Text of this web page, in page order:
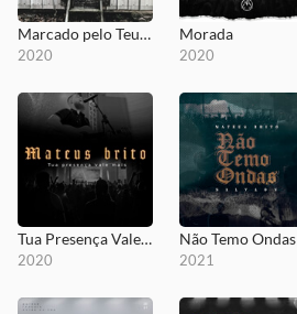
Marcado pelo Teu Amor
2020
Morada
2020
Tua Presença Vale Mais
2020
Não Temo Ondas
2021